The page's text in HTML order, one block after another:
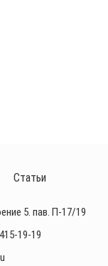
5. пав. П-17/19
19-19
Статьи